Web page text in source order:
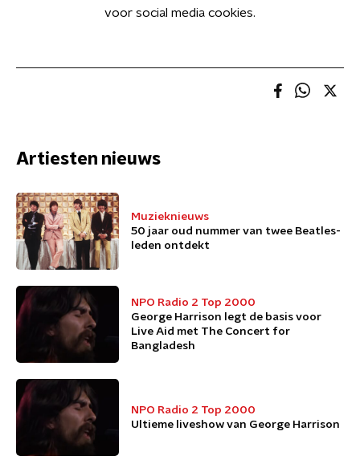
voor social media cookies.
Artiesten nieuws
Muzieknieuws
50 jaar oud nummer van twee Beatles-
leden ontdekt
NPO Radio 2 Top 2000
George Harrison legt de basis voor
Live Aid met The Concert for
Bangladesh
NPO Radio 2 Top 2000
Ultieme liveshow van George Harrison